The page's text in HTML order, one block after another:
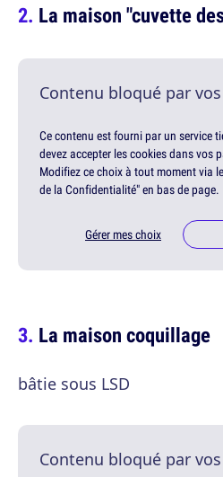
La maison "cuvette
Contenu bloqué par
Ce contenu est fourni par un service
devez accepter les cookies dans vos
Modifiez ce choix à tout moment via
de la Confidentialité" en bas de page.
Gérer mes choix
La maison coquillage
bâtie sous LSD
Contenu bloqué par